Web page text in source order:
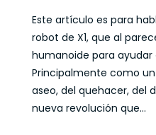
Este artículo es para
robot de X1, que al
humanoide para ayudar
Principalmente como
aseo, del quehacer, del
nueva revolución que...